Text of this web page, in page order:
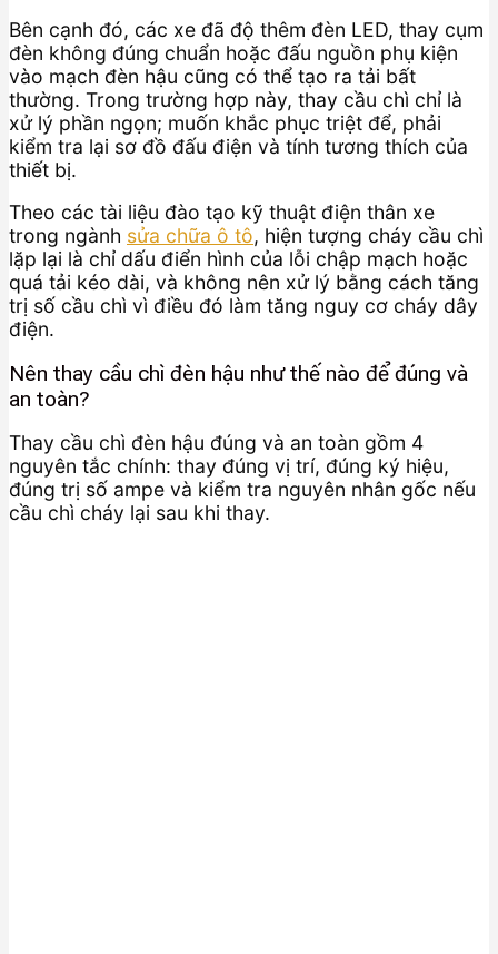
Bên cạnh đó, các xe đã độ thêm đèn LED, thay cụm
đèn không đúng chuẩn hoặc đấu nguồn phụ kiện
vào mạch đèn hậu cũng có thể tạo ra tải bất
thường. Trong trường hợp này, thay cầu chì chỉ là
xử lý phần ngọn; muốn khắc phục triệt để, phải
kiểm tra lại sơ đồ đấu điện và tính tương thích của
thiết bị.
Theo các tài liệu đào tạo kỹ thuật điện thân xe
trong ngành sửa chữa ô tô, hiện tượng cháy cầu chì
lặp lại là chỉ dấu điển hình của lỗi chập mạch hoặc
quá tải kéo dài, và không nên xử lý bằng cách tăng
trị số cầu chì vì điều đó làm tăng nguy cơ cháy dây
điện.
Nên thay cầu chì đèn hậu như thế nào để đúng và
an toàn?
Thay cầu chì đèn hậu đúng và an toàn gồm 4
nguyên tắc chính: thay đúng vị trí, đúng ký hiệu,
đúng trị số ampe và kiểm tra nguyên nhân gốc nếu
cầu chì cháy lại sau khi thay.